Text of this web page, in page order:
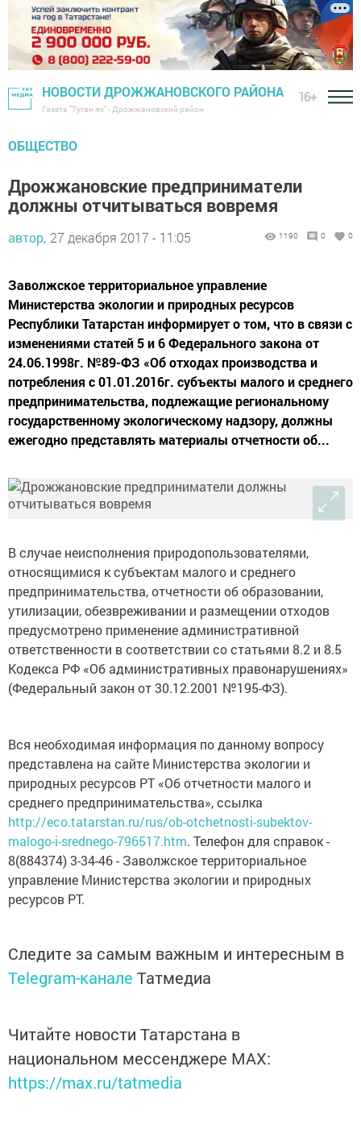
НОВОСТИ ДРОЖЖАНОВСКОГО РАЙОНА
Газета "Туган як" - Дрожжановский район
16+
ОБЩЕСТВО
Дрожжановские предприниматели
должны отчитываться вовремя
автор, 27 декабря 2017 - 11:05 1190 0 0
Заволжское территориальное управление
Министерства экологии и природных ресурсов
Республики Татарстан информирует о том, что в связи с
изменениями статей 5 и 6 Федерального закона от
24.06.1998г. №89-ФЗ «Об отходах производства и
потребления с 01.01.2016г. субъекты малого и среднего
предпринимательства, подлежащие региональному
государственному экологическому надзору, должны
ежегодно представлять материалы отчетности об...
В случае неисполнения природопользователями,
относящимися к субъектам малого и среднего
предпринимательства, отчетности об образовании,
утилизации, обезвреживании и размещении отходов
предусмотрено применение административной
ответственности в соответствии со статьями 8.2 и 8.5
Кодекса РФ «Об административных правонарушениях»
(Федеральный закон от 30.12.2001 №195-ФЗ).
Вся необходимая информация по данному вопросу
представлена на сайте Министерства экологии и
природных ресурсов РТ «Об отчетности малого и
среднего предпринимательства», ссылка
http://eco.tatarstan.ru/rus/ob-otchetnosti-subektov-
malogo-i-srednego-796517.htm. Телефон для справок -
8(884374) 3-34-46 - Заволжское территориальное
управление Министерства экологии и природных
ресурсов РТ.
Следите за самым важным и интересным в
Telegram-канале Татмедиа
Читайте новости Татарстана в
национальном мессенджере MАХ:
https://max.ru/tatmedia